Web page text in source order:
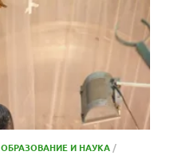
ОБРАЗОВАНИЕ И НАУКА/